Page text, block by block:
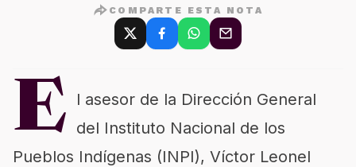
COMPARTE ESTA NOTA
E
l asesor de la Dirección General
del Instituto Nacional de los
Pueblos Indígenas (INPI), Víctor Leonel